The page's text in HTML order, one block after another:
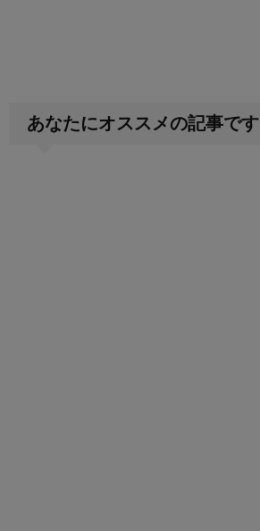
あなたにオススメの記事です